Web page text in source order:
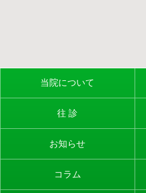
当院について
往 診
お知らせ
コラム